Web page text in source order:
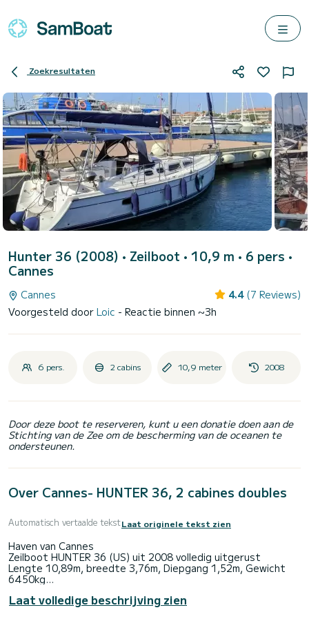
Zoekresultaten
Hunter 36 (2008) • Zeilboot • 10,9 m • 6 pers •
Cannes
Cannes 4.4 (7 Reviews)
Voorgesteld door Loic - Reactie binnen ~3h
6 pers. 2 cabins 10,9 meter 2008
Door deze boot te reserveren, kunt u een donatie doen aan de
Stichting van de Zee om de bescherming van de oceanen te
ondersteunen.
Over Cannes- HUNTER 36, 2 cabines doubles
Automatisch vertaalde tekstLaat originele tekst zien
Haven van Cannes
Zeilboot HUNTER 36 (US) uit 2008 volledig uitgerust
Lengte 10,89m, breedte 3,76m, Diepgang 1,52m, Gewicht
6450kg
Mast SELDEN 16,82m
Nieuw grootzeil volledig doorgelat 38m2
Laat volledige beschrijving zien